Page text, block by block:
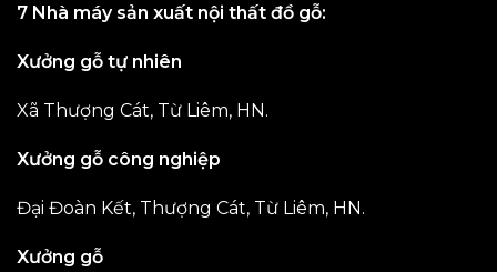
7 Nhà máy sản xuất nội thất đồ gỗ:
Xưởng gỗ tự nhiên
Xã Thượng Cát, Từ Liêm, HN.
Xưởng gỗ công nghiệp
Đại Đoàn Kết, Thượng Cát, Từ Liêm, HN.
Xưởng gỗ